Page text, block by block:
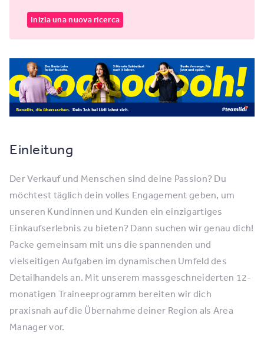
Inizia una nuova ricerca
Einleitung
Der Verkauf und Menschen sind deine Passion? Du
möchtest täglich dein volles Engagement geben, um
unseren Kundinnen und Kunden ein einzigartiges
Einkaufserlebnis zu bieten? Dann suchen wir genau dich!
Packe gemeinsam mit uns die spannenden und
vielseitigen Aufgaben im dynamischen Umfeld des
Detailhandels an. Mit unserem massgeschneiderten 12-
monatigen Traineeprogramm bereiten wir dich
praxisnah auf die Übernahme deiner Region als Area
Manager vor.